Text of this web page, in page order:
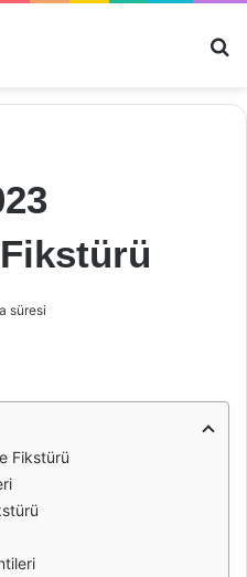
süresi
Fikstürü